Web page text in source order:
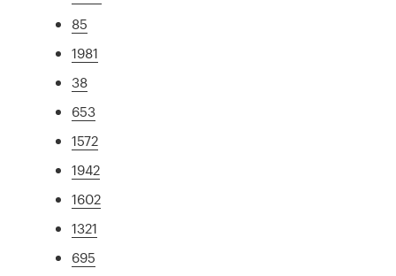
85
1981
38
653
1572
1942
1602
1321
695